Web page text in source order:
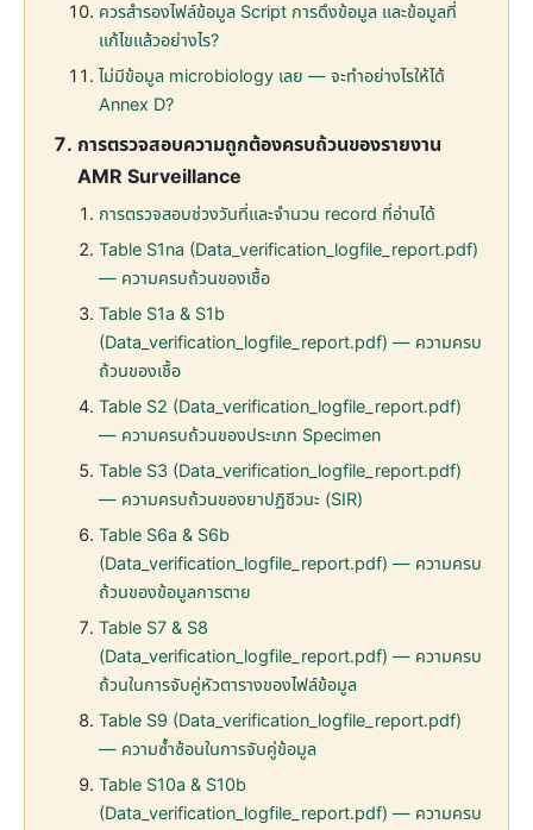
ควรสำรองไฟล์ข้อมูล Script การดึงข้อมูล และข้อมูลที่
แก้ไขแล้วอย่างไร?
ไม่มีข้อมูล microbiology เลย — จะทำอย่างไรให้ได้
Annex D?
การตรวจสอบความถูกต้องครบถ้วนของรายงาน
AMR Surveillance
การตรวจสอบช่วงวันที่และจำนวน record ที่อ่านได้
Table S1na (Data_verification_logfile_report.pdf)
— ความครบถ้วนของเชื้อ
Table S1a & S1b
(Data_verification_logfile_report.pdf) — ความครบ
ถ้วนของเชื้อ
Table S2 (Data_verification_logfile_report.pdf)
— ความครบถ้วนของประเภท Specimen
Table S3 (Data_verification_logfile_report.pdf)
— ความครบถ้วนของยาปฏิชีวนะ (SIR)
Table S6a & S6b
(Data_verification_logfile_report.pdf) — ความครบ
ถ้วนของข้อมูลการตาย
Table S7 & S8
(Data_verification_logfile_report.pdf) — ความครบ
ถ้วนในการจับคู่หัวตารางของไฟล์ข้อมูล
Table S9 (Data_verification_logfile_report.pdf)
— ความซ้ำซ้อนในการจับคู่ข้อมูล
Table S10a & S10b
(Data_verification_logfile_report.pdf) — ความครบ